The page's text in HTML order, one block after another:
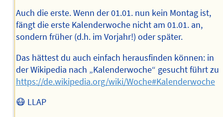
Auch die erste. Wenn der 01.01. nun kein Montag ist,
fängt die erste Kalenderwoche nicht am 01.01. an,
sondern früher (d.h. im Vorjahr!) oder später.
Das hättest du auch einfach herausfinden können: in
der Wikipedia nach „Kalenderwoche“ gesucht führt zu
https://de.wikipedia.org/wiki/Woche#Kalenderwoche
😷 LLAP